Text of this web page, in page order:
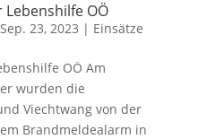
OÖ
Sep. 23, 2023 | Einsätze
OÖ Am
wurden die
Viechtwang von der
Brandmeldealarm in